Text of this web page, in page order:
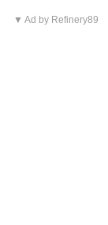
▼ Ad by Refinery89